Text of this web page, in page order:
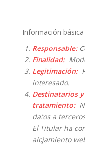
Información
Responsable:
Finalidad:
Legitimación:
interesado.
Destinatarios y
tratamiento:
datos a
El Titular ha
alojamiento